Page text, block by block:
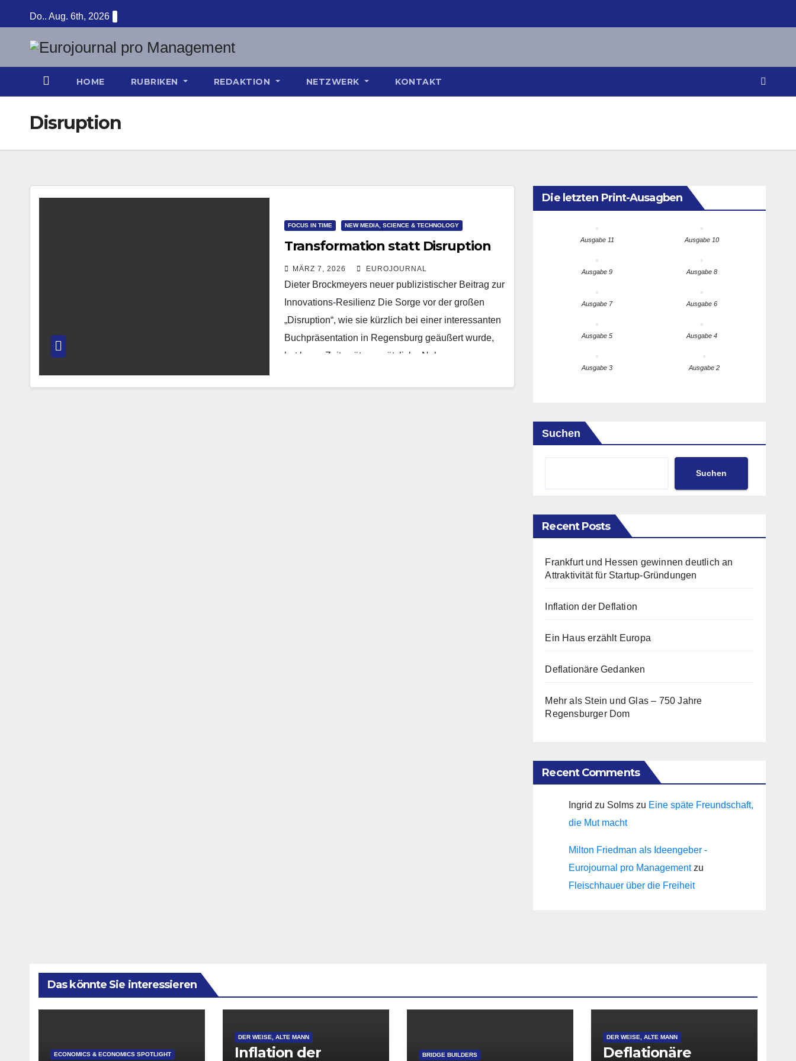
Inhalt
springen
Do.. Aug. 6th, 2026
HOME RUBRIKEN REDAKTION NETZWERK KONTAKT
Disruption
FOCUS IN TIME NEW MEDIA, SCIENCE & TECHNOLOGY
Transformation statt Disruption
MÄRZ 7, 2026 EUROJOURNAL
Dieter Brockmeyers neuer publizistischer Beitrag zur
Innovations-Resilienz Die Sorge vor der großen
„Disruption“, wie sie kürzlich bei einer interessanten
Buchpräsentation in Regensburg geäußert wurde,
hat kurze Zeit später zusätzliche Nahrung…
Die letzten Print-Ausagben
Ausgabe 11 Ausgabe 10
Ausgabe 9 Ausgabe 8
Ausgabe 7 Ausgabe 6
Ausgabe 5 Ausgabe 4
Ausgabe 3 Ausgabe 2
Suchen
Suchen
Recent Posts
Frankfurt und Hessen gewinnen deutlich an
Attraktivität für Startup-Gründungen
Inflation der Deflation
Ein Haus erzählt Europa
Deflationäre Gedanken
Mehr als Stein und Glas – 750 Jahre
Regensburger Dom
Recent Comments
Ingrid zu Solms zu Eine späte Freundschaft,
die Mut macht
Milton Friedman als Ideengeber -
Eurojournal pro Managementzu
Fleischhauer über die Freiheit
Das könnte Sie interessieren
ECONOMICS & ECONOMICS SPOTLIGHT
DER WEISE, ALTE MANN
Inflation der
BRIDGE BUILDERS
DER WEISE, ALTE MANN
Deflationäre